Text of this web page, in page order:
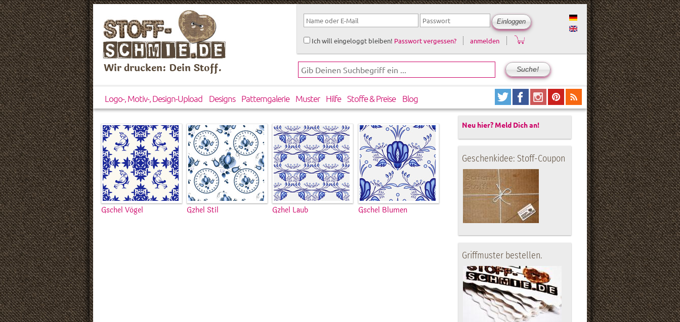
Wir drucken: Dein Stoff.
Ich will eingeloggt bleiben! Passwort vergessen? anmelden
Logo-, Motiv-, Design-Upload Designs Patterngalerie Muster Hilfe Stoffe & Preise Blog
Gschel Vögel Gzhel Stil Gzhel Laub Gschel Blumen
Neu hier? Meld Dich an!
Geschenkidee: Stoff-Coupon
Griffmuster bestellen.